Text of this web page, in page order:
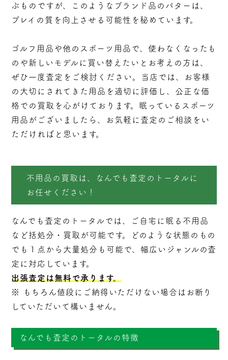
ぶものですが、このようなブランド品のパターは、
プレイの質を向上させる可能性を秘めています。
ゴルフ用品や他のスポーツ用品で、使わなくなったも
のや新しいモデルに買い替えたいとお考えの方は、
ぜひ一度査定をご検討ください。当店では、お客様
の大切にされてきた用品を適切に評価し、公正な価
格での買取を心がけております。眠っているスポーツ
用品がございましたら、お気軽に査定のご相談をい
ただければと思います。
不用品の買取は、なんでも査定のトータルに
お任せください！
なんでも査定のトータルでは、ご自宅に眠る不用品
など括処分・ 買取 が可能です。どのような状態のもの
でも１点から大量処分も可能で、幅広いジャンルの査
定に対応しています。
出張査定は無料で承ります。
※ もちろん値段にご納得いただけない場合はお断り
していただいて構いません。
なんでも査定のトータルの特徴